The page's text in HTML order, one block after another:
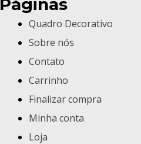
Quadro Decorativo
Sobre nós
Contato
Carrinho
Finalizar compra
Minha conta
Loja